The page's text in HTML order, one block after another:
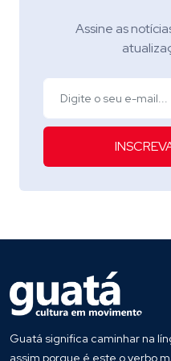
Assine as
Guatá significa caminhar na
assim porque é este o verbo